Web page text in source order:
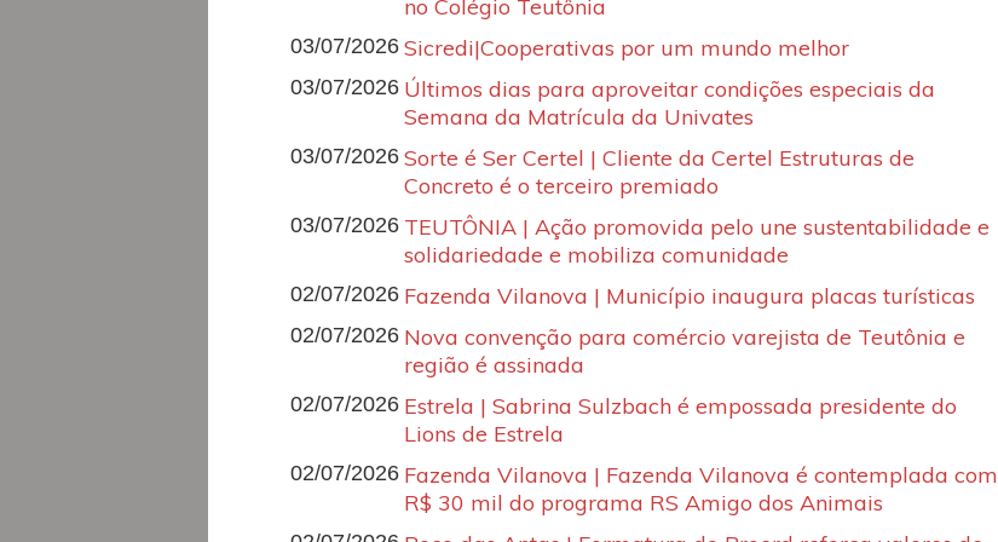
no Colégio Teutônia
03/07/2026 Sicredi|Cooperativas por um mundo melhor
03/07/2026 Últimos dias para aproveitar condições especiais da
Semana da Matrícula da Univates
03/07/2026 Sorte é Ser Certel | Cliente da Certel Estruturas de
Concreto é o terceiro premiado
03/07/2026 TEUTÔNIA | Ação promovida pelo une sustentabilidade e
solidariedade e mobiliza comunidade
02/07/2026 Fazenda Vilanova | Município inaugura placas turísticas
02/07/2026 Nova convenção para comércio varejista de Teutônia e
região é assinada
02/07/2026 Estrela | Sabrina Sulzbach é empossada presidente do
Lions de Estrela
02/07/2026 Fazenda Vilanova | Fazenda Vilanova é contemplada com
R$ 30 mil do programa RS Amigo dos Animais